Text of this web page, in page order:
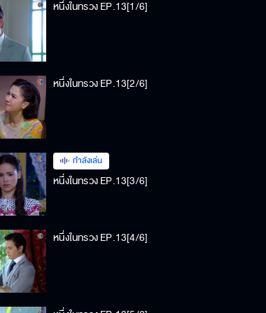
หนึ่งในทรวง EP.13[1/6]
หนึ่งในทรวง EP.13[2/6]
กำลังเล่น
หนึ่งในทรวง EP.13[3/6]
หนึ่งในทรวง EP.13[4/6]